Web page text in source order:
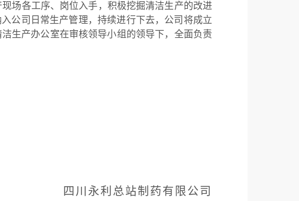
场各工序、岗位入手，积极挖掘清洁生产的改进
日常生产管理，持续进行下去，公司将成立
生产办公室在审核领导小组的领导下，全面负责
四川永利总站制药有限公司